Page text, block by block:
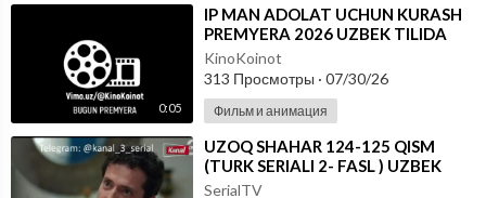
0:05
⁣IP MAN ADOLAT UCHUN KURASH
PREMYERA 2026 UZBEK TILIDA
KinoKoinot
313 Просмотры · 07/30/26
Фильм и анимация
⁣UZOQ SHAHAR 124-125 QISM
(TURK SERIALI 2- FASL ) UZBEK
TILIDA
SerialTV